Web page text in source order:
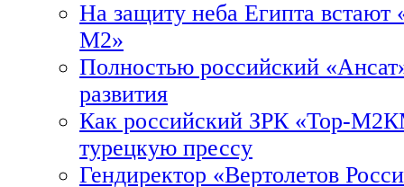
На защиту неба Египта встают
М2»
Полностью российский
развития
Как российский ЗРК «Тор-
турецкую прессу
Гендиректор «Вертолетов